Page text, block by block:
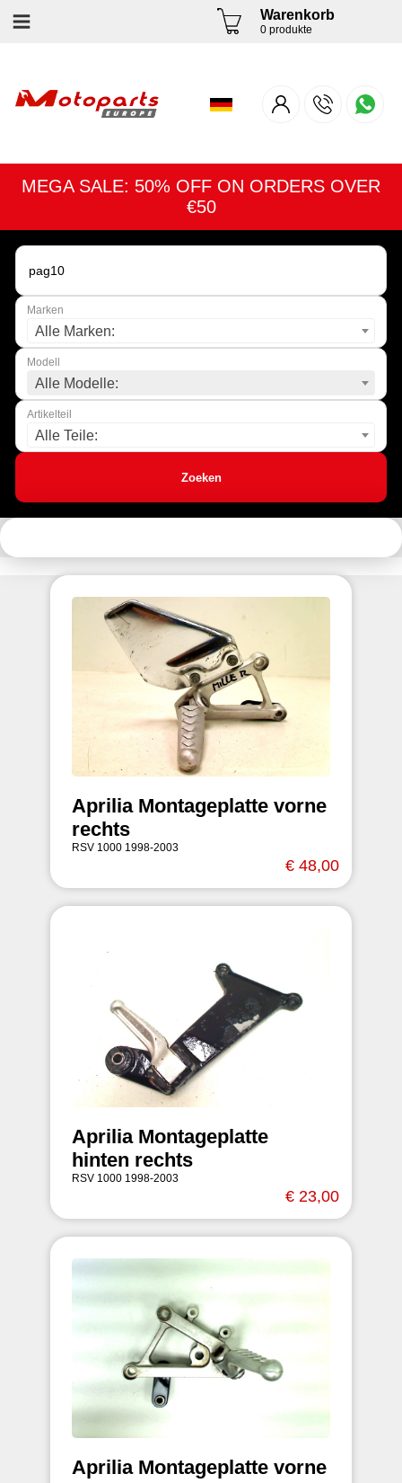
Warenkorb
0 produkte
MEGA SALE: 50% OFF ON ORDERS OVER
€50
Marken
Alle Marken:
Modell
Alle Modelle:
Artikelteil
Alle Teile:
Zoeken
Aprilia Montageplatte vorne
rechts
RSV 1000 1998-2003
€ 48,00
Aprilia Montageplatte
hinten rechts
RSV 1000 1998-2003
€ 23,00
Aprilia Montageplatte vorne